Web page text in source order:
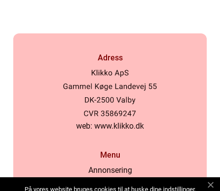
Adress
web: www.klikko.dk
Menu
Annonsering
På vores website bruges cookies til at huske dine indstillinger,